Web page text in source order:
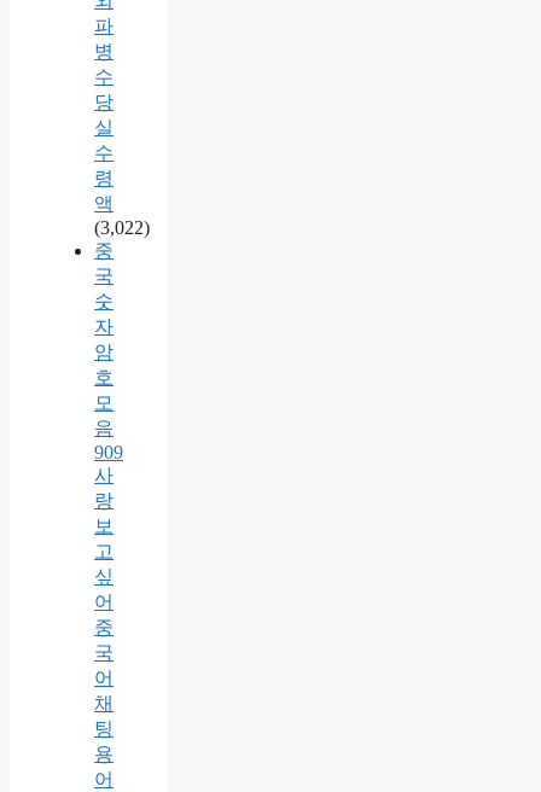
파
병
수
당
실
수
령
액
(3,022)
중
국
숫
자
암
호
모
음
909
사
랑
보
고
싶
어
중
국
어
채
팅
용
어